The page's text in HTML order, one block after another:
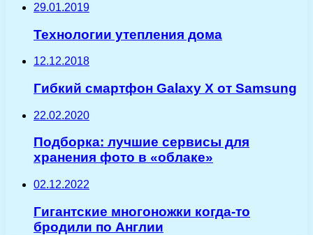
29.01.2019
Технологии утепления дома
12.12.2018
Гибкий смартфон Galaxy X от Samsung
22.02.2020
Подборка: лучшие сервисы для
хранения фото в «облаке»
02.12.2022
Гигантские многоножки когда-то
бродили по Англии